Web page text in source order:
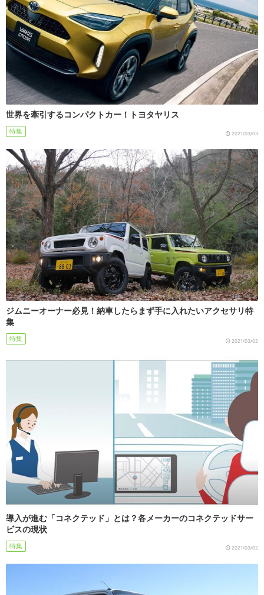
世界を牽引するコンパクトカー！トヨタヤリス
特集 2021/03/03
ジムニーオーナー必見！納車したらまず手に入れたいアクセサリ特
集
特集 2021/03/02
導入が進む「コネクテッド」とは？各メーカーのコネクテッドサー
ビスの現状
特集 2021/03/02